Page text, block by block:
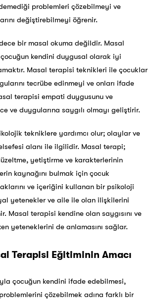
problemleri çözebilmeyi ve
değiştirebilmeyi öğrenir.
bir masal okuma değildir. Masal
kendini duygusal olarak iyi
Masal terapisi teknikleri ile çocuklar
tecrübe edinmeyi ve onları ifade
terapisi empati duygusunu ve
ve duygularına saygılı olmayı geliştirir.
tekniklere yardımcı olur; olaylar ve
alanı ile ilgilidir. Masal terapi;
yetiştirme ve karakterlerinin
kaynağını bulmak için çocuk
ve içeriğini kullanan bir psikoloji
yetenekler ve aile ile olan ilişkilerini
Masal terapisi kendine olan saygısını ve
yeteneklerini de anlamasını sağlar.
Terapisi Eğitiminin Amacı
çocuğun kendini ifade edebilmesi,
çözebilmek adına farklı bir